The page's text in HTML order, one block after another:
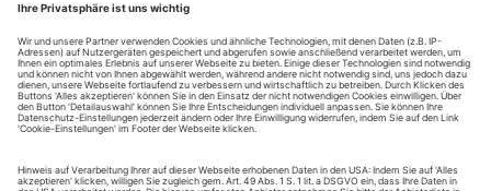
Komponisten und die interessantesten Aspekte des
internationalen Musiklebens. Die Premierenvorschau
animiert zu Opernreisen in alle Welt.
Sie erhalten Zugang zum Online-Archiv von Opernwelt
und können sowohl das aktuelle ePaper als auch das
ePaper-Archiv über Ihren Account auf www.der-
theaterverlag.de einsehen. Zugang zur App auf Anfrage.